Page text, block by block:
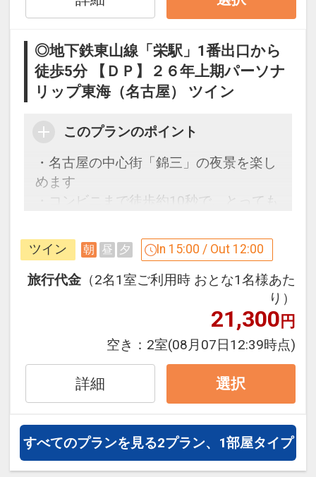
をご用意しています。
●「食事なしプラン」と「朝食付プラ
ン」を掲載しています。
※ご覧のページがどちらかを【食事条
の項目でご確認のうえ、予約にお進
み下さい。
禁煙ルームと喫煙ルームのプランをご用
意。
プラン」を掲載しています。
※ご覧のページがどちらかを【客室情
報】の項目でご確認のうえ、予約にお進
み下さい。
設定期間：2026年4月1日～2026年11月
インターネットコース番号：DP-1-
17455045
◎地下鉄東山線「栄駅」1番出口から
徒歩5分 【ＤＰ】２６年上期パーソナ
リップ東海（名古屋） ツイン
このプランのポイント
・名古屋の中心街「錦三」の夜景を楽し
めます
・コンビニまで徒歩約10秒で、とっても
名古屋の繁華街「栄」に立地するホテ
ル。ビジネスや観光の拠点にどうぞ♪
・地下鉄「栄」駅まで徒歩約5分の好立
地で、ビジネスにも観光にも便利です。
・全客室Wifi接続によるインターネット
利用無料。
をご用意しています。
●「食事なしプラン」と「朝食付プラ
ン」を掲載しています。
ツイン 朝 昼 夕 In 15:00 / Out 12:00
旅行代金 （2名1室ご利用時 おとな1名様あた
り）
21,300円
空き： 2室(08月07日12:39時点)
詳細 選択
すべてのプランを見る2プラン、1部屋タイプ